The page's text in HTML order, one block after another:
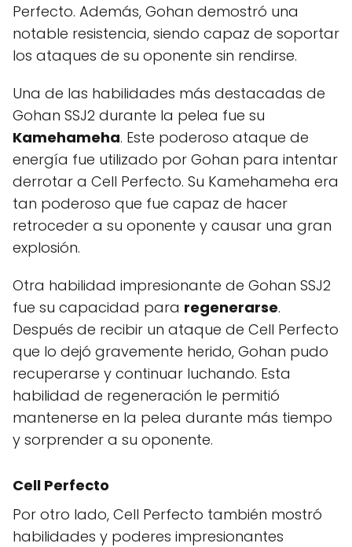
Perfecto. Además, Gohan demostró una
notable resistencia, siendo capaz de soportar
los ataques de su oponente sin rendirse.
Una de las habilidades más destacadas de
Gohan SSJ2 durante la pelea fue su
Kamehameha. Este poderoso ataque de
energía fue utilizado por Gohan para intentar
derrotar a Cell Perfecto. Su Kamehameha era
tan poderoso que fue capaz de hacer
retroceder a su oponente y causar una gran
explosión.
Otra habilidad impresionante de Gohan SSJ2
fue su capacidad para regenerarse.
Después de recibir un ataque de Cell Perfecto
que lo dejó gravemente herido, Gohan pudo
recuperarse y continuar luchando. Esta
habilidad de regeneración le permitió
mantenerse en la pelea durante más tiempo
y sorprender a su oponente.
Cell Perfecto
Por otro lado, Cell Perfecto también mostró
habilidades y poderes impresionantes